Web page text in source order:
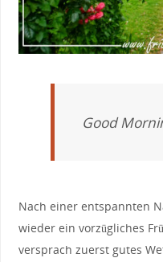
Good
Nach einer entspannten
wieder ein vorzügliches
versprach zuerst gutes